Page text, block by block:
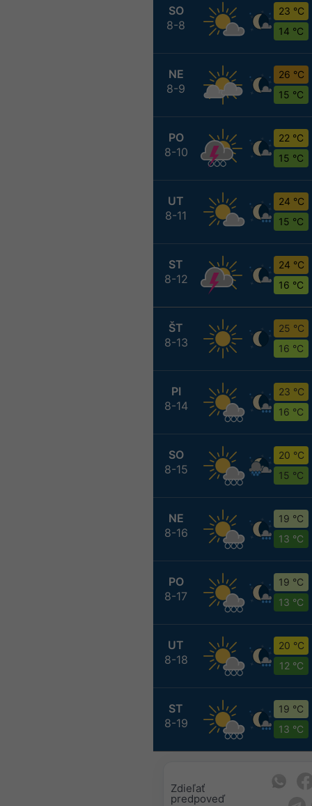
SO
8-8
23 °C
14 °C
NE
8-9
26 °C
15 °C
PO
8-10
22 °C
15 °C
UT
8-11
24 °C
15 °C
ST
8-12
24 °C
16 °C
ŠT
8-13
25 °C
16 °C
PI
8-14
23 °C
16 °C
SO
8-15
20 °C
15 °C
NE
8-16
19 °C
13 °C
PO
8-17
19 °C
13 °C
UT
8-18
20 °C
12 °C
ST
8-19
19 °C
13 °C
Zdieľať
predpoveď